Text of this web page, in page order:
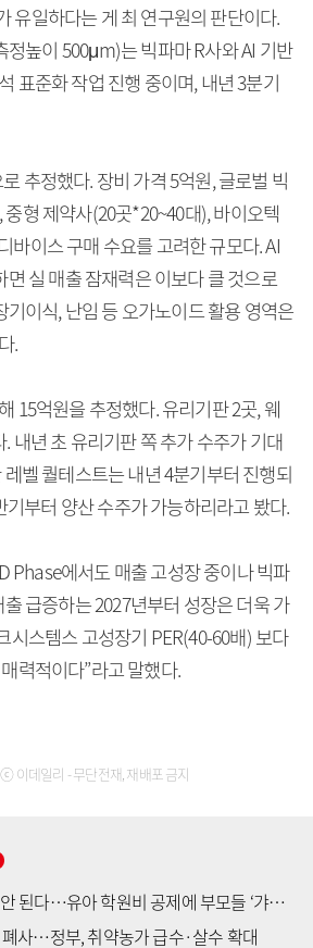
유일하다는 게 최 연구원의 판단이다.
정높이 500μm)는 빅파마 R사와 AI 기반
표준화 작업 진행 중이며, 내년 3분기
추정했다. 장비 가격 5억원, 글로벌 빅
형 제약사(20곳*20~40대), 바이오텍
바이스 구매 수요를 고려한 규모다. AI
실 매출 잠재력은 이보다 클 것으로
기이식, 난임 등 오가노이드 활용 영역은
.
15억원을 추정했다. 유리기판 2곳, 웨
내년 초 유리기판 쪽 추가 수주가 기대
벨 퀄테스트는 내년 4분기부터 진행되
기부터 양산 수주가 가능하리라고 봤다.
Phase에서도 매출 고성장 중이나 빅파
급증하는 2027년부터 성장은 더욱 가
시스템스 고성장기 PER(40-60배) 보다
력적이다”라고 말했다.
이데일리 - 무단전재, 재배포 금지
다…유아 학원비 공제에 부모들 ‘갸우뚱’
사…정부, 취약농가 급수·살수 확대